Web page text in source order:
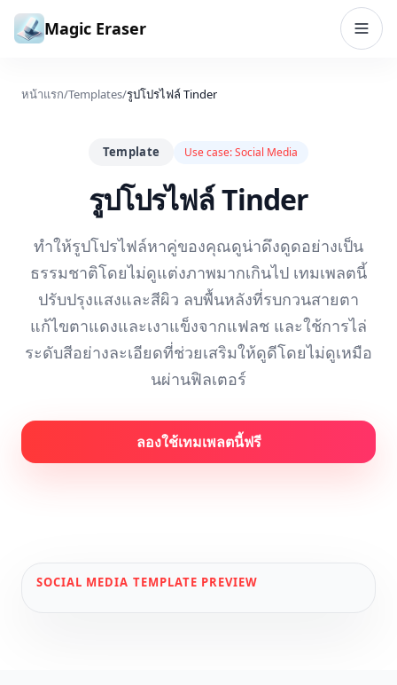
ข้ามไปยังเนื้อหา
Magic Eraser
หน้าแรก/Templates/รูปโปรไฟล์ Tinder
Template Use case:Social Media
รูปโปรไฟล์ Tinder
ทำให้รูปโปรไฟล์หาคู่ของคุณดูน่าดึงดูดอย่างเป็น
ธรรมชาติโดยไม่ดูแต่งภาพมากเกินไป เทมเพลตนี้
ปรับปรุงแสงและสีผิว ลบพื้นหลังที่รบกวนสายตา
แก้ไขตาแดงและเงาแข็งจากแฟลช และใช้การไล่
ระดับสีอย่างละเอียดที่ช่วยเสริมให้ดูดีโดยไม่ดูเหมือ
นผ่านฟิลเตอร์
ลองใช้เทมเพลตนี้ฟรี
SOCIAL MEDIA TEMPLATE PREVIEW